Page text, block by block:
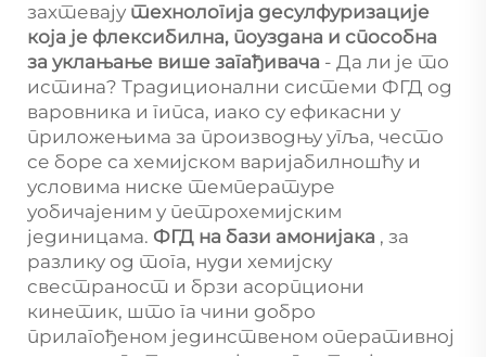
захтевају технологија десулфуризације
која је флексибилна, поуздана и способна
за уклањање више загађивача - Да ли је то
истина? Традиционални системи ФГД од
варовника и гипса, иако су ефикасни у
приложењима за производњу угља, често
се боре са хемијском варијабилношћу и
условима ниске температуре
уобичајеним у петрохемијским
јединицама. ФГД на бази амонијака , за
разлику од тога, нуди хемијску
свестраност и брзи асорпциони
кинетик, што га чини добро
прилагођеном јединственом оперативној